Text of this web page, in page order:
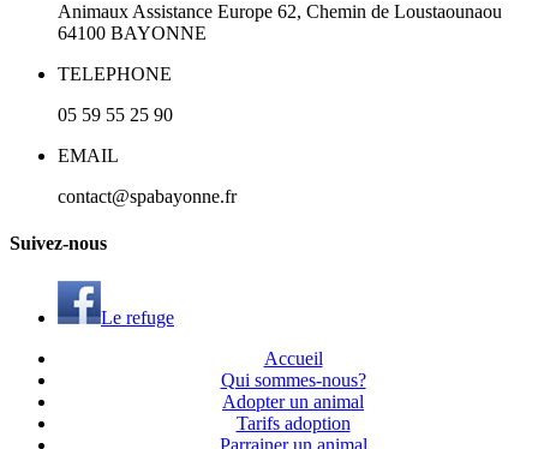
Animaux Assistance Europe 62, Chemin de Loustaounaou
64100 BAYONNE
TELEPHONE
05 59 55 25 90
EMAIL
contact@spabayonne.fr
Suivez-nous
Le refuge
Accueil
Qui sommes-nous?
Adopter un animal
Tarifs adoption
Parrainer un animal